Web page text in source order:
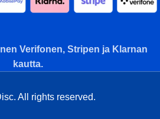
Verifonen, Stripen ja Klarnan
kautta.
All rights reserved.